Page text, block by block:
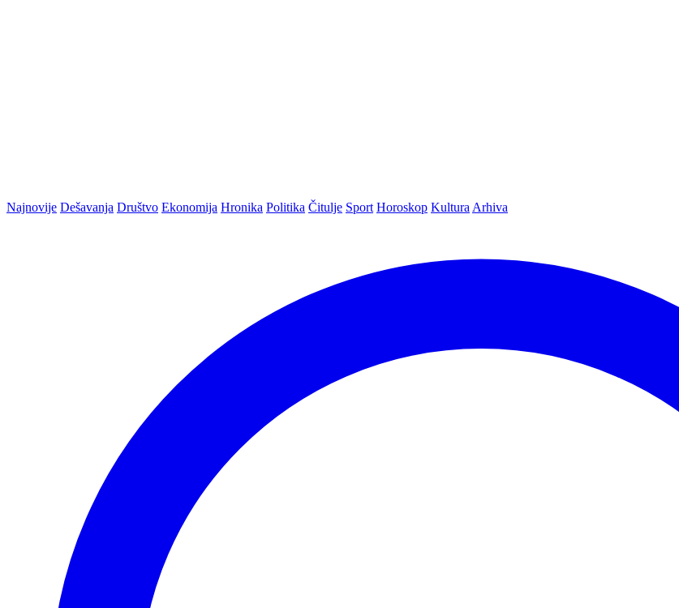
Najnovije Dešavanja Društvo Ekonomija Hronika Politika Čitulje Sport Horoskop Kultura Arhiva